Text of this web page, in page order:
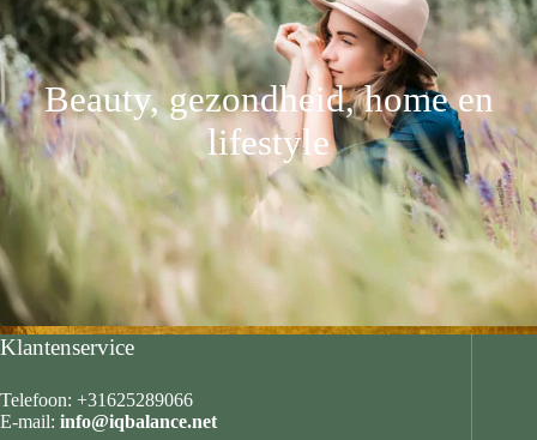
Beauty, gezondheid, home en
lifestyle
Klantenservice
Telefoon: +31625289066
E-mail: info@iqbalance.net